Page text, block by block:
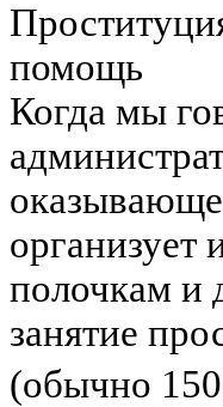
помощь
Когда мы
организует
полочкам и
занятие
(обычно